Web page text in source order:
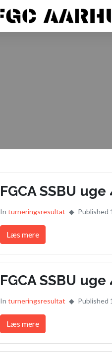
FGCA SSBU uge
In turneringsresultat Published
Læs mere
FGCA SSBU uge
In turneringsresultat Published
Læs mere